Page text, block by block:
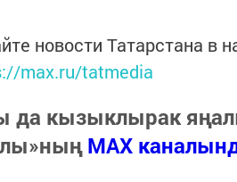
новости Татарстана в
max.ru/tatmedia
да кызыклырак
MAX